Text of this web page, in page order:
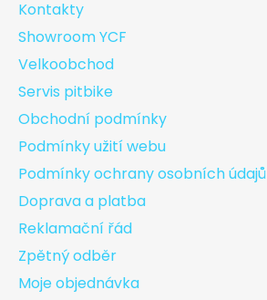
Kontakty
Showroom YCF
Velkoobchod
Servis pitbike
Obchodní podmínky
Podmínky užití webu
Podmínky ochrany osobních údajů
Doprava a platba
Reklamační řád
Zpětný odběr
Moje objednávka